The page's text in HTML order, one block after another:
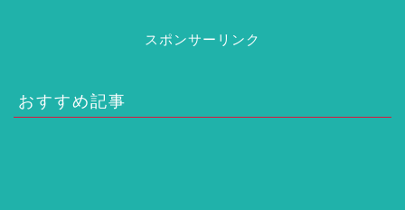
スポンサーリンク
おすすめ記事